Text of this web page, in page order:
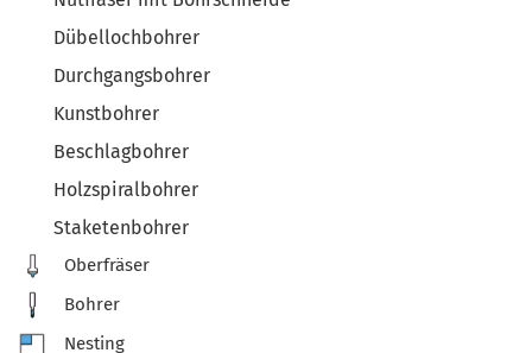
Dübellochbohrer
Durchgangsbohrer
Kunstbohrer
Beschlagbohrer
Holzspiralbohrer
Staketenbohrer
Oberfräser
Bohrer
Nesting